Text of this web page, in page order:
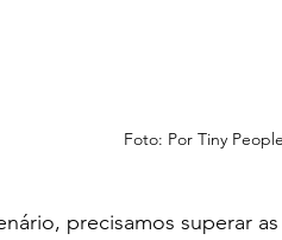
Foto: Por Tiny
precisamos superar